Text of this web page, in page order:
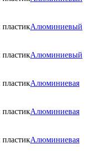
Алюминиевый
Алюминиевый
Алюминиевая
Алюминиевая
Алюминиевая